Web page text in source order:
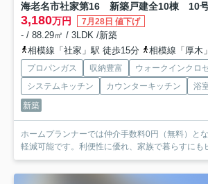
海老名市社家第16 新築戸建全10棟 10
3,180万円 7月28日 値下げ
- / 88.29㎡ / 3LDK /新築
相模線「社家」駅 徒歩15分
相模線「厚木
プロパンガス 収納豊富
ウォークインクロ
システムキッチン
カウンターキッチン
浴
新築
ホームプランナーでは仲介手数料0円（無料）と
軽減可能です。利便性に優れ、家族で暮らすにも